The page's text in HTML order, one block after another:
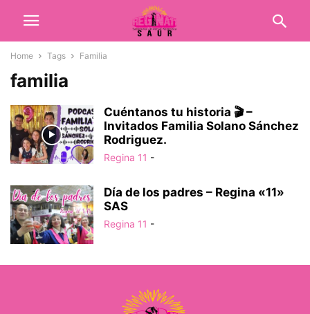
Home Tags Familia
familia
Cuéntanos tu historia 🎬 –
Invitados Familia Solano Sánchez
Rodriguez.
Regina 11 -
Día de los padres – Regina «11»
SAS
Regina 11 -